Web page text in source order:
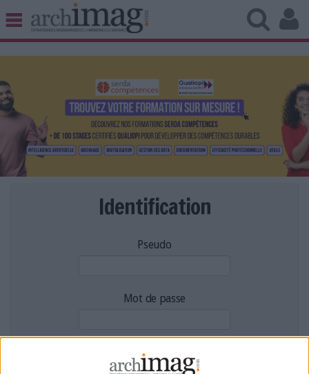
BIBLIOTHÈQUE ÉDITION
UNIVERS DATA
TRAVAIL COLLABORATIF
VIE NUMÉRIQUE
NUMÉRIQUE RESPONSABLE
Identification
Pseudo
Mot de passe
Filtre anti-spam